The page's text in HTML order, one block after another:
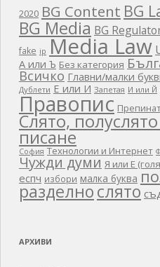
2020 BG Content BG
BG Media BG
fake ip Media Law
А или Ъ Без категория
Всичко Главни/малки
Дублети Е или И Запетая И или Й
Правопис
Слято,
писане
София Технологии и Интернет
Чужди думи Я или Е
еспч избори малка буква
разделнослято
АРХИВИ